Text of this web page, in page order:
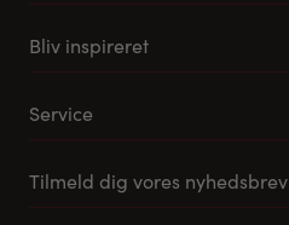
Køkkener
Tilbehør og reservedele
Bliv inspireret
Service
Leveringsmuligheder
Tilmeld dig vores nyhedsbrev